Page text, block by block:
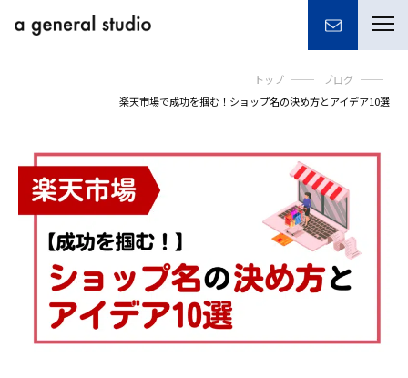
トップ
ブログ
楽天市場で成功を掴む！ショップ名の決め方とアイデア10選